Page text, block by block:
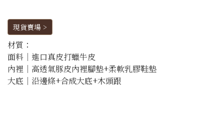
現貨賣場 >
材質：
面料│進口真皮打蠟牛皮
內裡│高透氣豚皮內裡腳墊+柔軟乳膠鞋墊
大底│沿邊條+合成大底+木頭跟